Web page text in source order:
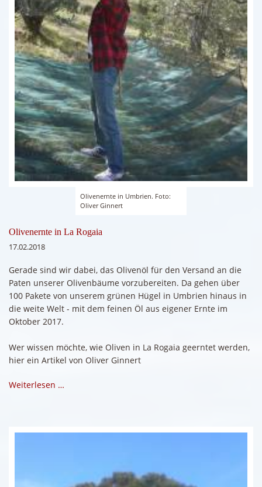
Olivenernte in Umbrien. Foto:
Oliver Ginnert
Olivenernte in La Rogaia
17.02.2018
Gerade sind wir dabei, das Olivenöl für den Versand an die
Paten unserer Olivenbäume vorzubereiten. Da gehen über
100 Pakete von unserem grünen Hügel in Umbrien hinaus in
die weite Welt - mit dem feinen Öl aus eigener Ernte im
Oktober 2017.
Wer wissen möchte, wie Oliven in La Rogaia geerntet werden,
hier ein Artikel von Oliver Ginnert
Weiterlesen …